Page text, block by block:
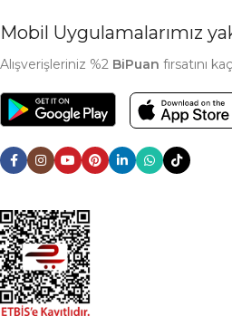
Mobil Uygulamalarımız
Alışverişleriniz %2 BiPuan fırsatını